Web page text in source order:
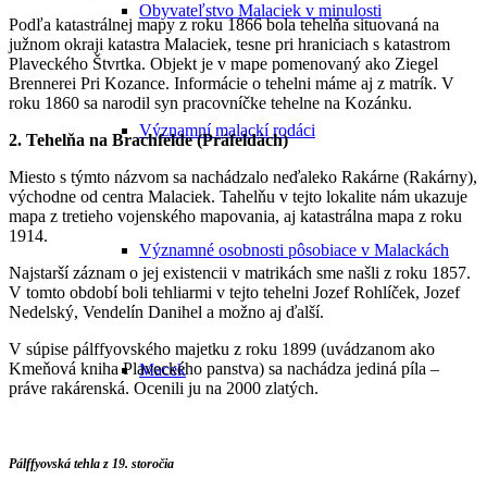
Obyvateľstvo Malaciek v minulosti
Významní malackí rodáci
Významné osobnosti pôsobiace v Malackách
Macek
Podľa katastrálnej mapy z roku 1866 bola tehelňa situovaná na
južnom okraji katastra Malaciek, tesne pri hraniciach s katastrom
Plaveckého Štvrtka. Objekt je v mape pomenovaný ako Ziegel
Brennerei Pri Kozance. Informácie o tehelni máme aj z matrík. V
roku 1860 sa narodil syn pracovníčke tehelne na Kozánku.
2. Tehelňa na Brachfelde (Práfeldách)
Miesto s týmto názvom sa nachádzalo neďaleko Rakárne (Rakárny),
východne od centra Malaciek. Tahelňu v tejto lokalite nám ukazuje
mapa z tretieho vojenského mapovania, aj katastrálna mapa z roku
1914.
Najstarší záznam o jej existencii v matrikách sme našli z roku 1857.
V tomto období boli tehliarmi v tejto tehelni Jozef Rohlíček, Jozef
Nedelský, Vendelín Danihel a možno aj ďalší.
V súpise pálffyovského majetku z roku 1899 (uvádzanom ako
Kmeňová kniha Plaveckého panstva) sa nachádza jediná píla –
práve rakárenská. Ocenili ju na 2000 zlatých.
Pálffyovská tehla z 19. storočia